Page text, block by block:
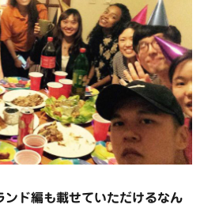
ンド編も載せていただけるなん